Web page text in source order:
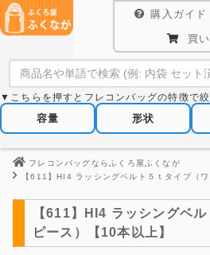
購入ガイド
買
▼こちらを押すとフレコンバッグの特徴で絞
容量 形状
フレコンバッグならふくろ屋ふくなが
【611】HI4 ラッシングベルト５ｔタイプ（
【611】HI4 ラッシングベ
ピース）【10本以上】